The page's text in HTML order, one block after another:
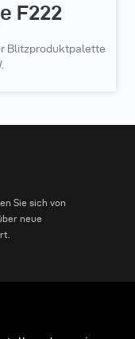
F222
Blitzproduktpalette
Sie sich von
neue